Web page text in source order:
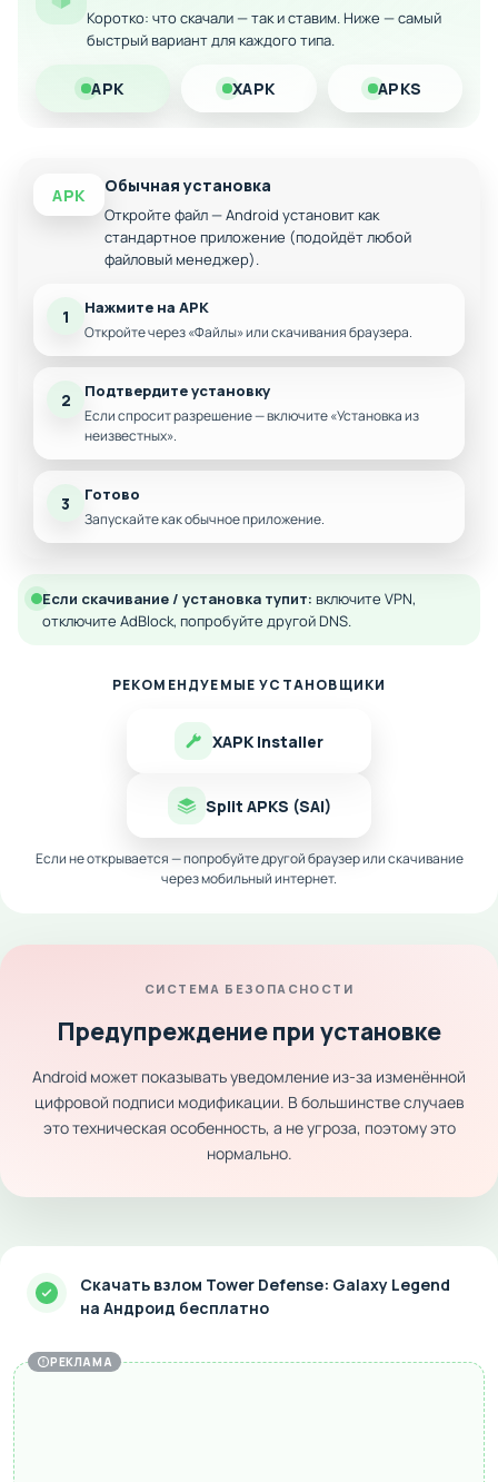
Доступ ко всем уровням и локациям
Galaxy Legend для Android и возглавьте галактическую
Коротко: что скачали — так и ставим. Ниже — самый
быстрый вариант для каждого типа.
APK XAPK APKS
APK Обычная установка
Откройте файл — Android установит как
стандартное приложение (подойдёт любой
файловый менеджер).
1 Нажмите на APK
Откройте через «Файлы» или скачивания браузера.
2 Подтвердите установку
Если спросит разрешение — включите «Установка из
неизвестных».
3 Готово
Запускайте как обычное приложение.
Если скачивание / установка тупит: включите VPN,
отключите AdBlock, попробуйте другой DNS.
РЕКОМЕНДУЕМЫЕ УСТАНОВЩИКИ
XAPK Installer
Split APKS (SAI)
Если не открывается — попробуйте другой браузер или скачивание
через мобильный интернет.
СИСТЕМА БЕЗОПАСНОСТИ
Предупреждение при установке
Android может показывать уведомление из-за изменённой
цифровой подписи модификации. В большинстве случаев
это техническая особенность, а не угроза, поэтому это
нормально.
Скачать взлом Tower Defense: Galaxy Legend
на Андроид бесплатно
РЕКЛАМА